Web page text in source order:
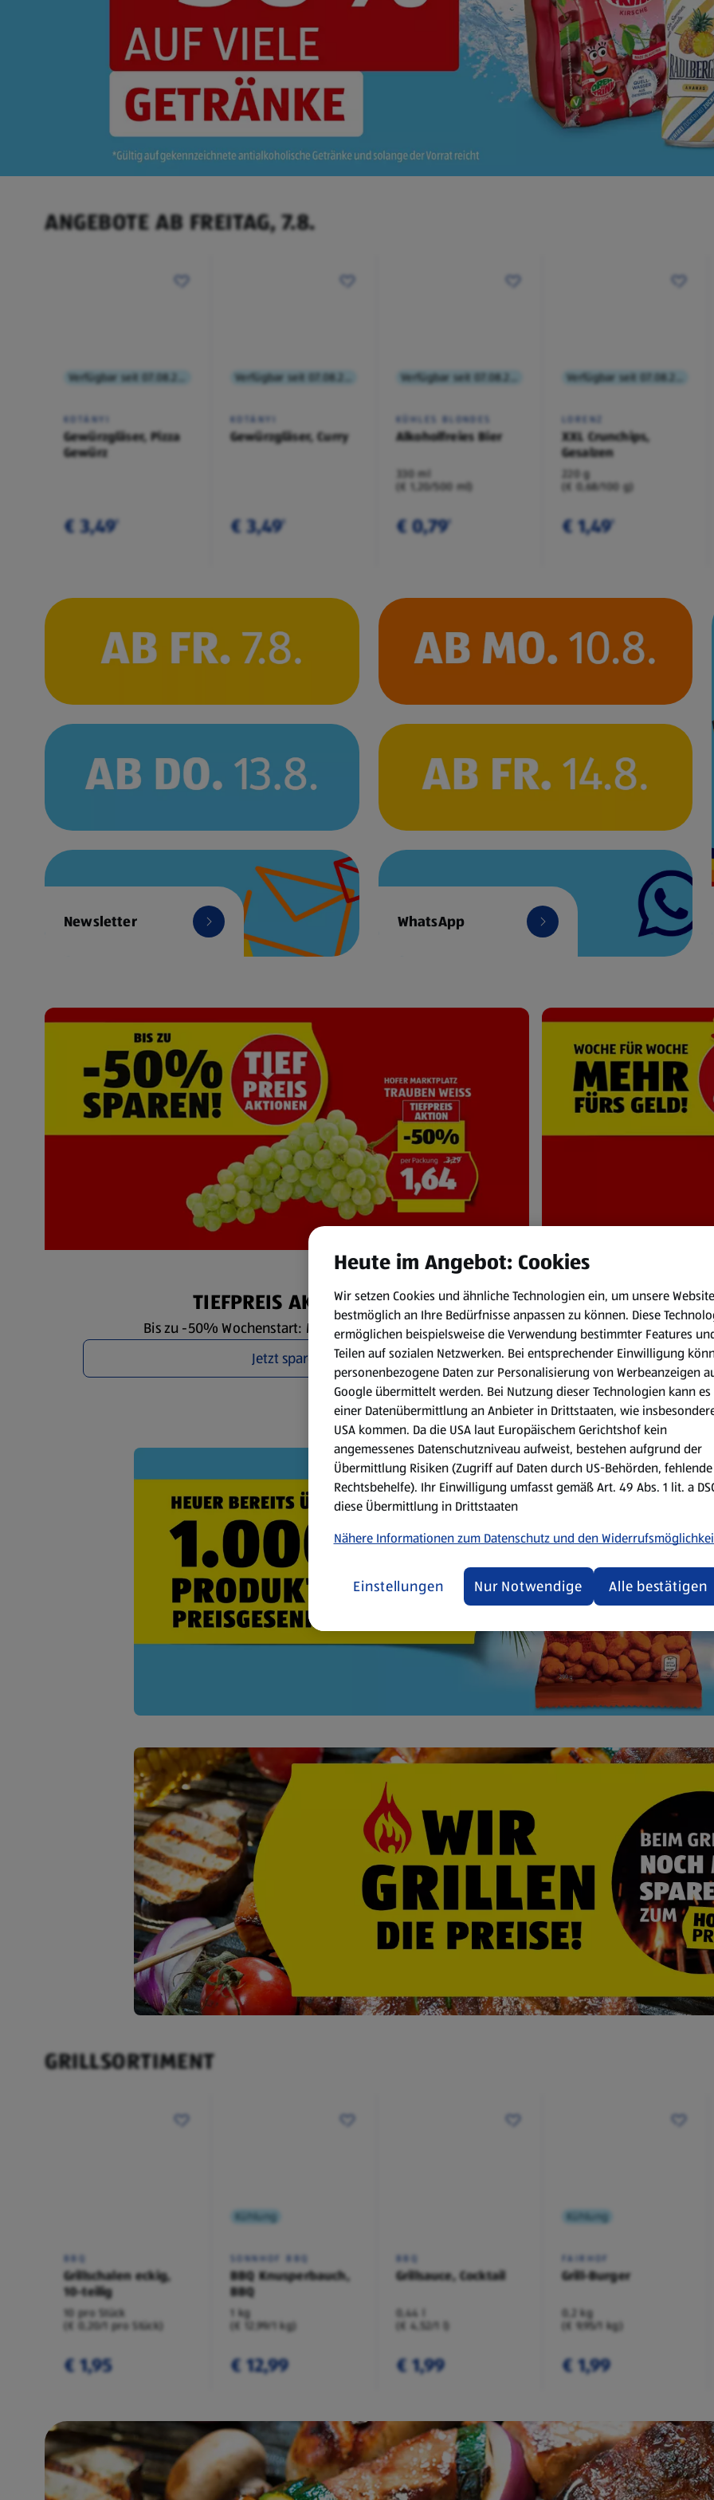
ANGEBOTE AB FREITAG, 7.8.
KOTÁNYI
Gewürzgläser, Pizza
Gewürz
€ 3,49¹
KOTÁNYI
Gewürzgläser, Curry
€ 3,49¹
KÜHLES BLONDES
Alkoholfreies Bier
330 ml
(€ 1,20/500 ml)
€ 0,79¹
LORENZ
XXL Crunchips,
Gesalzen
220 g
(€ 0,68/100 g)
€ 1,49¹
Newsletter WhatsApp
TIEFPREIS AKTIONEN
Bis zu -50% Wochenstart: Mo. 10.8. bis Mi. 12.8.
Jetzt sparen
HOFER
Immer zum
GRILLSORTIMENT
BBQ
Grillschalen eckig,
10-teilig
10 pro Stück
(€ 0,20/1 pro Stück)
€ 1,95
Kühlung
SONNHOF BBQ
BBQ Knusperbauch,
BBQ
1 kg
(€ 12,99/1 kg)
€ 12,99
BBQ
Grillsauce, Cocktail
0,44 l
(€ 4,52/1 l)
€ 1,99
Kühlung
FAIRHOF
Grill-Burger
0,2 kg
(€ 9,95/1 kg)
€ 1,99
Heute im Angebot: Cookies
Wir setzen Cookies und ähnliche Technologien ein, um unsere Website
bestmöglich an Ihre Bedürfnisse anpassen zu können. Diese
ermöglichen beispielsweise die Verwendung bestimmter Features
Teilen auf sozialen Netzwerken. Bei entsprechender Einwilligung
personenbezogene Daten zur Personalisierung von Werbeanzeigen
Google übermittelt werden. Bei Nutzung dieser Technologien kann es
einer Datenübermittlung an Anbieter in Drittstaaten, wie
USA kommen. Da die USA laut Europäischem Gerichtshof kein
angemessenes Datenschutzniveau aufweist, bestehen aufgrund der
Übermittlung Risiken (Zugriff auf Daten durch US-Behörden, fehlende
Rechtsbehelfe). Ihr Einwilligung umfasst gemäß Art. 49 Abs. 1 lit. a
diese Übermittlung in Drittstaaten
Nähere Informationen zum Datenschutz und den
Einstellungen Nur Notwendige Alle bestätigen